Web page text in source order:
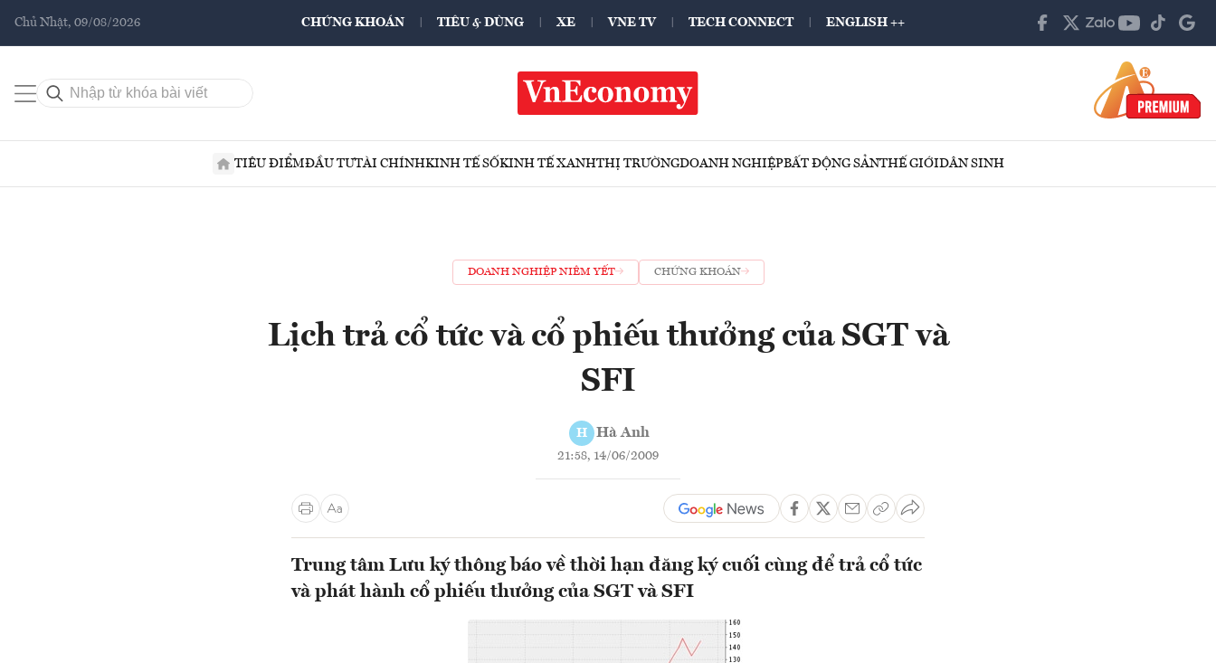
Chủ Nhật, 09/08/2026 CHỨNG KHOÁN TIÊU & DÙNG XE VNE TV TECH CONNECT ENGLISH ++
TIÊU ĐIỂMĐẦU TƯTÀI CHÍNHKINH TẾ SỐKINH TẾ XANHTHỊ TRƯỜNGDOANH NGHIỆPBẤT ĐỘNG SẢNTHẾ GIỚIDÂN SINH
DOANH NGHIỆP NIÊM YẾT CHỨNG KHOÁN
Lịch trả cổ tức và cổ phiếu thưởng của SGT và
SFI
H Hà Anh
21:58, 14/06/2009
Trung tâm Lưu ký thông báo về thời hạn đăng ký cuối cùng để trả cổ tức
và phát hành cổ phiếu thưởng của SGT và SFI